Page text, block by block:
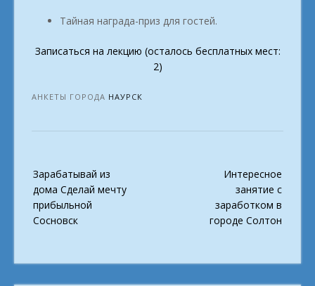
Тайная награда-приз для гостей.
Записаться на лекцию (осталось бесплатных мест:
2)
АНКЕТЫ ГОРОДА НАУРСК
navigation
Зарабатывай из
дома Сделай мечту
прибыльной
Сосновск
Интересное
занятие с
заработком в
городе Солтон